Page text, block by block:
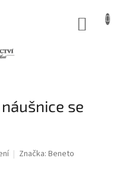
se
Značka: Beneto